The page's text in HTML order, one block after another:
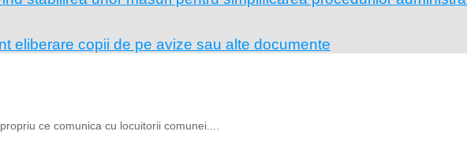
eliberare copii de pe avize sau alte documente
ce comunica cu locuitorii comunei....